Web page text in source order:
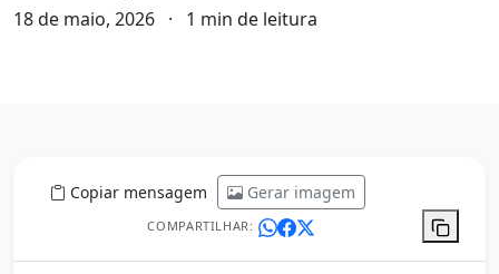
18 de maio, 2026 · 1 min de leitura
Copiar mensagem Gerar imagem
COMPARTILHAR: